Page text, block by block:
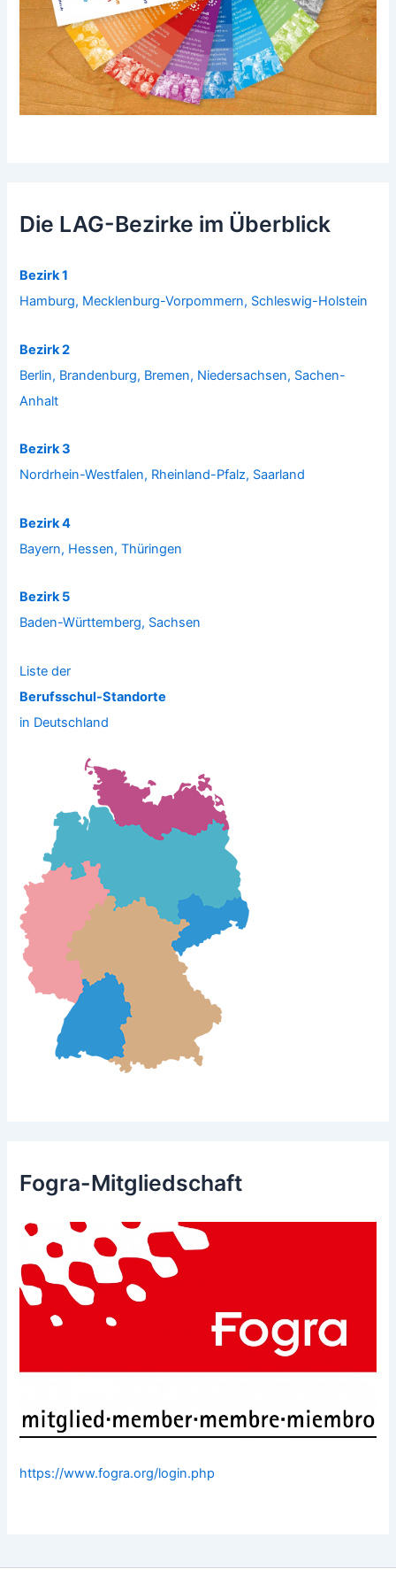
Die LAG-Bezirke im Überblick
Bezirk 1
Hamburg, Mecklenburg-Vorpommern, Schleswig-Holstein
Bezirk 2
Berlin, Brandenburg, Bremen, Niedersachsen, Sachen-
Anhalt
Bezirk 3
Nordrhein-Westfalen, Rheinland-Pfalz, Saarland
Bezirk 4
Bayern, Hessen, Thüringen
Bezirk 5
Baden-Württemberg, Sachsen
Liste der
Berufsschul-Standorte
in Deutschland
Fogra-Mitgliedschaft
https://www.fogra.org/login.php